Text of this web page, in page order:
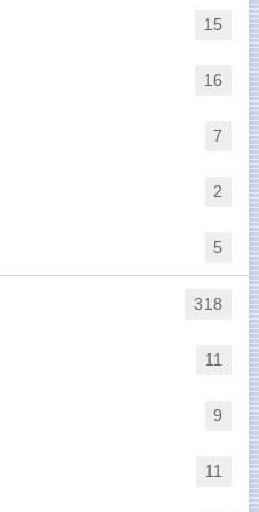
15
16
7
2
5
318
11
9
11